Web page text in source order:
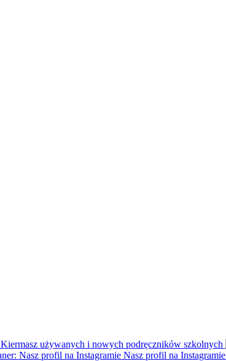
Kiermasz używanych i nowych podręczników szkolnych
Nasz profil na Instagramie